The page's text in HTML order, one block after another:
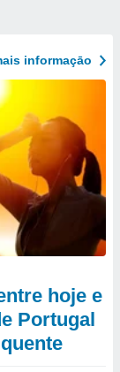
informaçāo
hoje e
Portugal